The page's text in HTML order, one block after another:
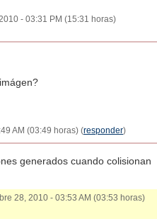
- 03:31 PM (15:31 horas)
AM (03:49 horas) (responder)
generados cuando colisionan
28, 2010 - 03:53 AM (03:53 horas)